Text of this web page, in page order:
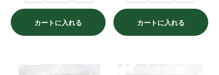
カートに入れる カートに入れる